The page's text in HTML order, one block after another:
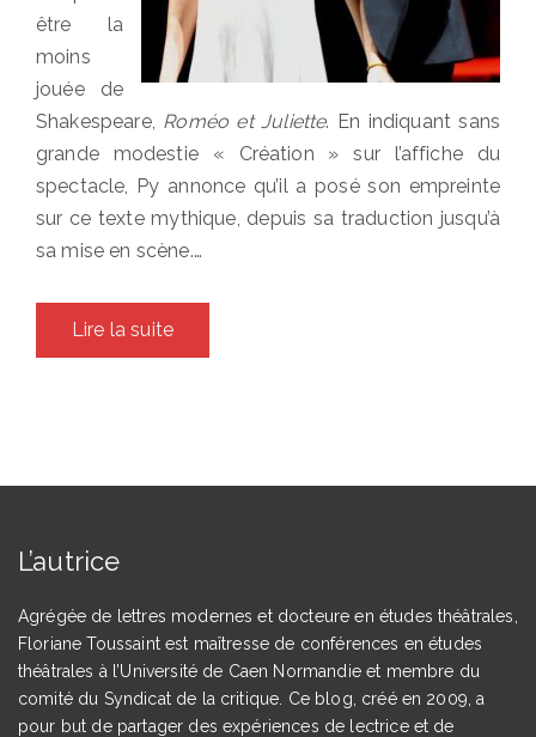
être la
moins
jouée de
Shakespeare, Roméo et Juliette. En indiquant sans
grande modestie « Création » sur l’affiche du
spectacle, Py annonce qu’il a posé son empreinte
sur ce texte mythique, depuis sa traduction jusqu’à
sa mise en scène.…
Lire la suite
L’autrice
Agrégée de lettres modernes et docteure en études théâtrales,
Floriane Toussaint est maîtresse de conférences en études
théâtrales à l’Université de Caen Normandie et membre du
comité du Syndicat de la critique. Ce blog, créé en 2009, a
pour but de partager des expériences de lectrice et de